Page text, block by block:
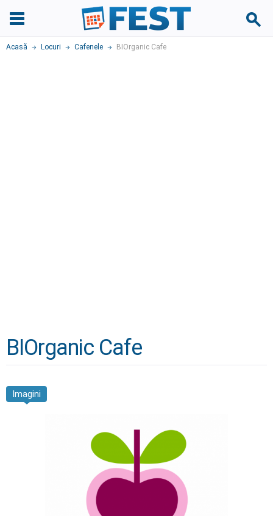
Acasă Locuri Cafenele BIOrganic Cafe
BIOrganic Cafe
Imagini